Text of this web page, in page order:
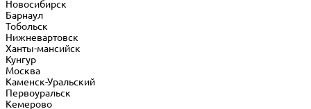
Новосибирск
Барнаул
Тобольск
Нижневартовск
Ханты-мансийск
Кунгур
Москва
Каменск-Уральский
Первоуральск
Кемерово